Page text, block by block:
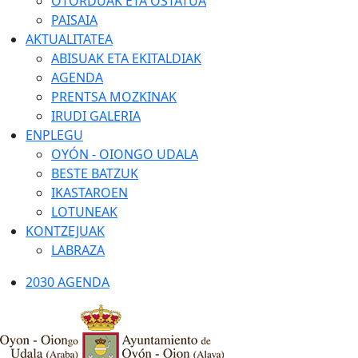
PAISAIA
AKTUALITATEA
ABISUAK ETA EKITALDIAK
AGENDA
PRENTSA MOZKINAK
IRUDI GALERIA
ENPLEGU
OYÓN - OIONGO UDALA
BESTE BATZUK
IKASTAROEN
LOTUNEAK
KONTZEJUAK
LABRAZA
2030 AGENDA